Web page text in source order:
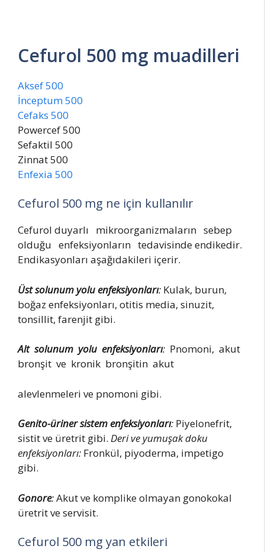
Cefurol 500 mg muadilleri
Aksef 500
İnceptum 500
Cefaks 500
Powercef 500
Sefaktil 500
Zinnat 500
Enfexia 500
Cefurol 500 mg ne için kullanılır
Cefurol duyarlı mikroorganizmaların sebep
olduğu enfeksiyonların tedavisinde endikedir.
Endikasyonları aşağıdakileri içerir.
Üstsolunumyoluenfeksiyonları: Kulak, burun,
boğaz enfeksiyonları, otitis media, sinuzit,
tonsillit, farenjit gibi.
Alt solunum yolu enfeksiyonları: Pnomoni, akut
bronşit ve kronik bronşitin akut
alevlenmeleri ve pnomoni gibi.
Genito-ürinersistem enfeksiyonları: Piyelonefrit,
sistit ve üretrit gibi. Deri ve yumuşak doku
enfeksiyonları: Fronkül, piyoderma, impetigo
gibi.
Gonore:Akut ve komplike olmayan gonokokal
üretrit ve servisit.
Cefurol 500 mg yan etkileri